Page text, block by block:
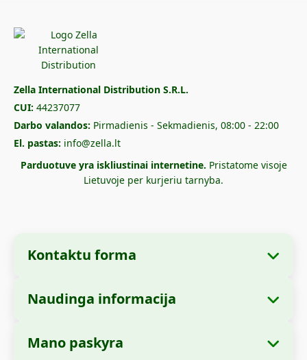
Zella International Distribution S.R.L.
CUI: 44237077
Darbo valandos: Pirmadienis - Sekmadienis, 08:00 - 22:00
El. pastas: info@zella.lt
Parduotuve yra iskliustinai internetine. Pristatome visoje
Lietuvoje per kurjeriu tarnyba.
Kontaktu forma
Imones pavadinimas:
Distribution S.R.L.
Naudinga informacija
Kaip uzsisakyti?
Mano paskyra